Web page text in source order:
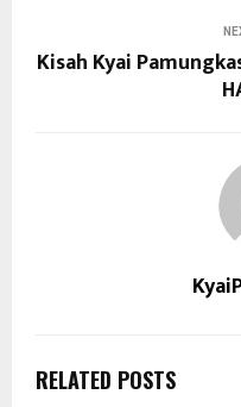
Kisah Kyai
RELATED POSTS